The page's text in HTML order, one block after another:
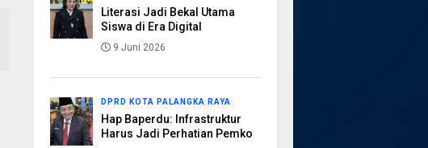
Literasi Jadi Bekal Utama
Siswa di Era Digital
9 Juni 2026
DPRD KOTA PALANGKA RAYA
Hap Baperdu: Infrastruktur
Harus Jadi Perhatian Pemko